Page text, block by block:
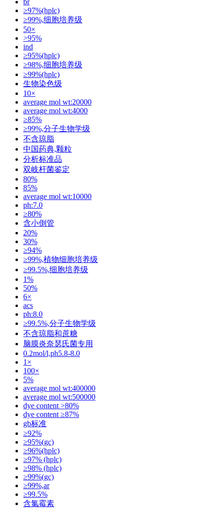
≥97%(hplc)
≥99%,细胞培养级
50×
>95%
ind
≥95%(hplc)
≥98%,细胞培养级
≥99%(hplc)
生物染色级
10×
average mol wt:20000
average mol wt:4000
≥85%
≥99%,分子生物学级
不含琼脂
中国药典,颗粒
分析标准品
双岐杆菌鉴定
80%
85%
average mol wt:10000
ph:7.0
≥80%
含小倒管
20%
30%
≥94%
≥99%,植物细胞培养级
≥99.5%,细胞培养级
1%
50%
6×
acs
ph:8.0
≥99.5%,分子生物学级
不含琼脂和蔗糖
脑膜炎奈瑟氏菌专用
0.2mol/l,ph5.8-8.0
1×
100×
5%
average mol wt:400000
average mol wt:500000
dye content >80%
dye content ≥87%
gb标准
≥92%
≥95%(gc)
≥96%(hplc)
≥97% (hplc)
≥98% (hplc)
≥99%(gc)
≥99%,ar
≥99.5%
含氯霉素